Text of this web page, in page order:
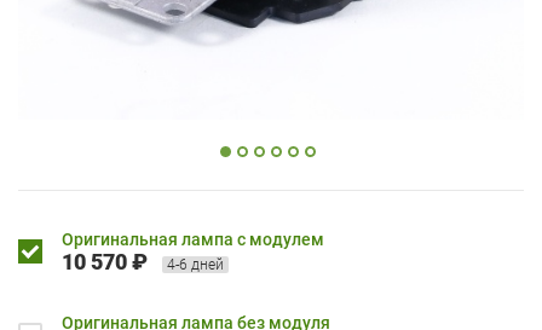
Оригинальная лампа с модулем
10 570 ₽ 4-6 дней
Оригинальная лампа без модуля